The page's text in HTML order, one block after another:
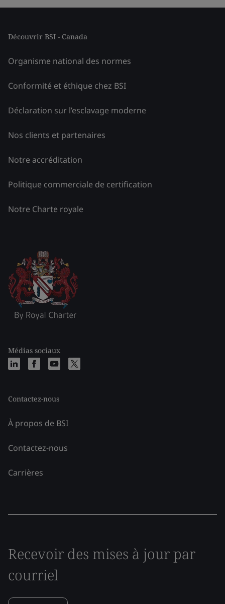
Découvrir BSI - Canada
Organisme national des normes
Conformité et éthique chez BSI
Déclaration sur l’esclavage moderne
Nos clients et partenaires
Notre accréditation
Politique commerciale de certification
Notre Charte royale
Médias sociaux
Contactez-nous
À propos de BSI
Contactez-nous
Carrières
Recevoir des mises à jour par
courriel